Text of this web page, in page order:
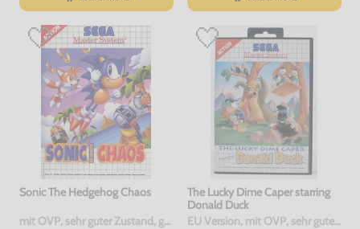
Sonic The Hedgehog Chaos
mit OVP, sehr guter Zustand, gebraucht
The Lucky Dime Caper starring
Donald Duck
EU Version, mit OVP, sehr guter Zustand, gebraucht